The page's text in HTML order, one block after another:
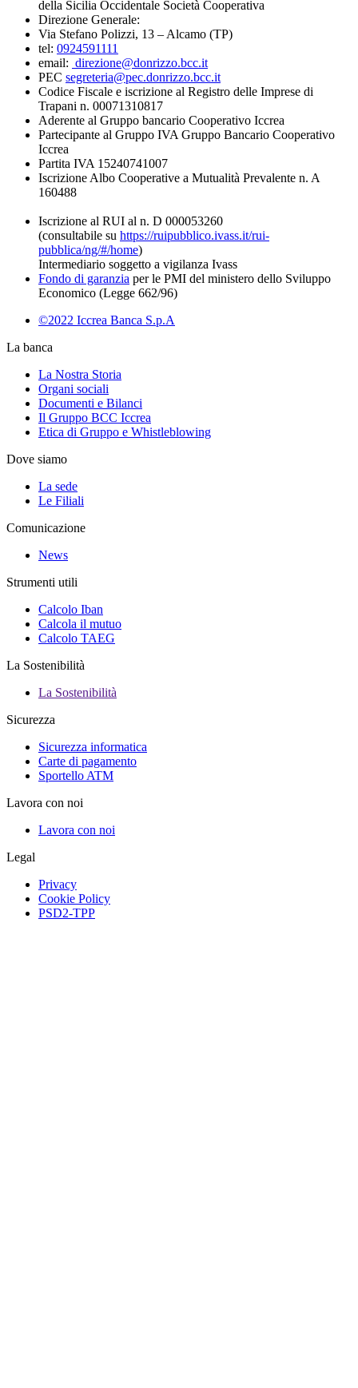
della Sicilia Occidentale Società Cooperativa
Direzione Generale:
Via Stefano Polizzi, 13 – Alcamo (TP)
tel: 0924591111
email: direzione@donrizzo.bcc.it
PEC segreteria@pec.donrizzo.bcc.it
Codice Fiscale e iscrizione al Registro delle Imprese di
Trapani n. 00071310817
Aderente al Gruppo bancario Cooperativo Iccrea
Partecipante al Gruppo IVA Gruppo Bancario Cooperativo
Iccrea
Partita IVA 15240741007
Iscrizione Albo Cooperative a Mutualità Prevalente n. A
160488
Iscrizione al RUI al n. D 000053260
(consultabile su https://ruipubblico.ivass.it/rui-
pubblica/ng/#/home)
Intermediario soggetto a vigilanza Ivass
Fondo di garanzia per le PMI del ministero dello Sviluppo
Economico (Legge 662/96)
©2022 Iccrea Banca S.p.A
La banca
La Nostra Storia
Organi sociali
Documenti e Bilanci
Il Gruppo BCC Iccrea
Etica di Gruppo e Whistleblowing
Dove siamo
La sede
Le Filiali
Comunicazione
News
Strumenti utili
Calcolo Iban
Calcola il mutuo
Calcolo TAEG
La Sostenibilità
La Sostenibilità
Sicurezza
Sicurezza informatica
Carte di pagamento
Sportello ATM
Lavora con noi
Lavora con noi
Legal
Privacy
Cookie Policy
PSD2-TPP